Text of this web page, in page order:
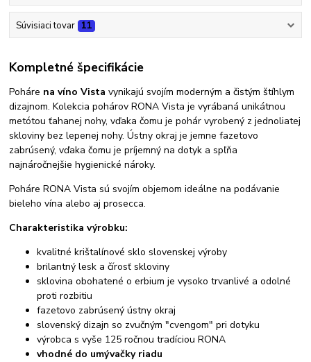
Súvisiaci tovar 11
Kompletné špecifikácie
Poháre na víno Vista vynikajú svojím moderným a čistým štíhlym
dizajnom. Kolekcia pohárov RONA Vista je vyrábaná unikátnou
metótou ťahanej nohy, vďaka čomu je pohár vyrobený z jednoliatej
skloviny bez lepenej nohy. Ústny okraj je jemne fazetovo
zabrúsený, vďaka čomu je príjemný na dotyk a spľňa
najnáročnejšie hygienické nároky.
Poháre RONA Vista sú svojím objemom ideálne na podávanie
bieleho vína alebo aj prosecca.
Charakteristika výrobku:
kvalitné krištalínové sklo slovenskej výroby
brilantný lesk a čírosť skloviny
sklovina obohatené o erbium je vysoko trvanlivé a odolné
proti rozbitiu
fazetovo zabrúsený ústny okraj
slovenský dizajn so zvučným "cvengom" pri dotyku
výrobca s vyše 125 ročnou tradíciou RONA
vhodné do umývačky riadu